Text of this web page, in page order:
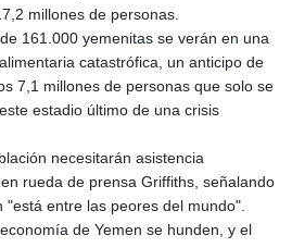
millones de personas.
161.000 yemenitas se verán en una
catastrófica, un anticipo de
7,1 millones de personas que solo se
estadio último de una crisis
necesitarán asistencia
rueda de prensa Griffiths, señalando
entre las peores del mundo".
de Yemen se hunden, y el